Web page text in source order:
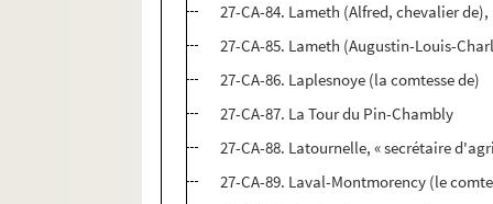
27-CA-84. Lameth (Alfred, chevalier
27-CA-85. Lameth (Augustin-Louis-
27-CA-86. Laplesnoye (la comtesse de)
27-CA-87. La Tour du Pin-Chambly
27-CA-88. Latournelle, « secrétaire
27-CA-89. Laval-Montmorency (le